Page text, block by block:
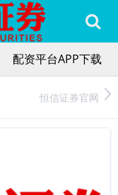
配资平台APP下载
恒信证券官网